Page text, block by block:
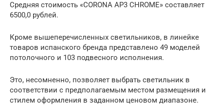
Средняя стоимость «CORONA AP3 CHROME» составляет
6500,0 рублей.
Кроме вышеперечисленных светильников, в линейке
товаров испанского бренда представлено 49 моделей
потолочного и 103 подвесного исполнения.
Это, несомненно, позволяет выбрать светильник в
соответствии с предполагаемым местом размещения и
стилем оформления в заданном ценовом диапазоне.